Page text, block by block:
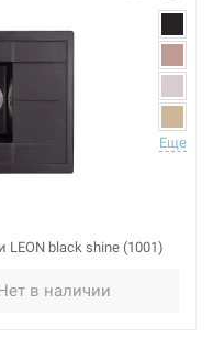
Еще
LEON black shine (1001)
в наличии